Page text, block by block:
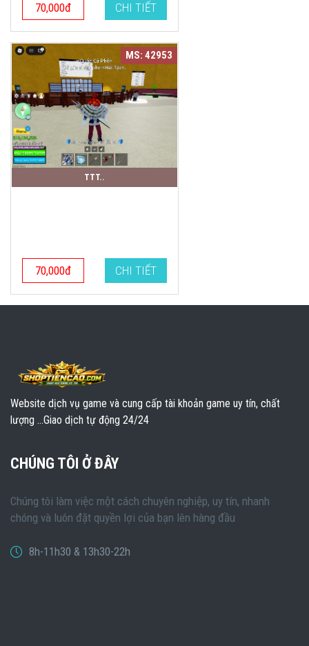
70,000đ CHI TIẾT
MS: 42953
TTT..
70,000đ CHI TIẾT
Website dịch vụ game và cung cấp tài khoản game uy tín, chất
lượng ...Giao dịch tự động 24/24
CHÚNG TÔI Ở ĐÂY
Chúng tôi làm việc một cách chuyên nghiệp, uy tín, nhanh
chóng và luôn đặt quyền lợi của bạn lên hàng đầu
8h-11h30 & 13h30-22h